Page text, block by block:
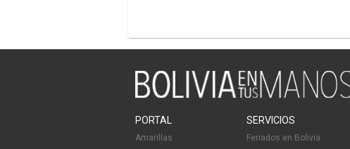
PORTAL
Amarillas
SERVICIOS
Feriados en Bolivia